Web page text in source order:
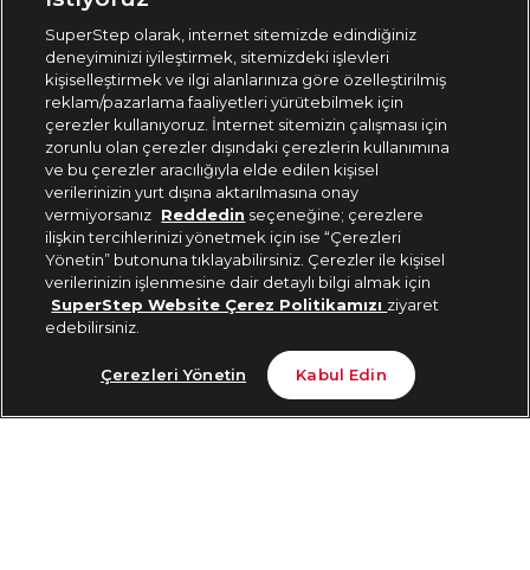
9.990 TL Sepete Ekle
444 37 36
Uygulamadan Takip Edin
Bizi Takip Edin
SuperStep olarak, internet sitemizde edindiğiniz
deneyiminizi iyileştirmek, sitemizdeki işlevleri
kişiselleştirmek ve ilgi alanlarınıza göre özelleştirilmiş
reklam/pazarlama faaliyetleri yürütebilmek için
çerezler kullanıyoruz. İnternet sitemizin çalışması için
zorunlu olan çerezler dışındaki çerezlerin kullanımına
ve bu çerezler aracılığıyla elde edilen kişisel
verilerinizin yurt dışına aktarılmasına onay
vermiyorsanız Reddedin seçeneğine; çerezlere
ilişkin tercihlerinizi yönetmek için ise “Çerezleri
Yönetin” butonuna tıklayabilirsiniz. Çerezler ile kişisel
verilerinizin işlenmesine dair detaylı bilgi almak için
SuperStep Website Çerez Politikamızı ziyaret
edebilirsiniz.
Çerezleri Yönetin Kabul Edin